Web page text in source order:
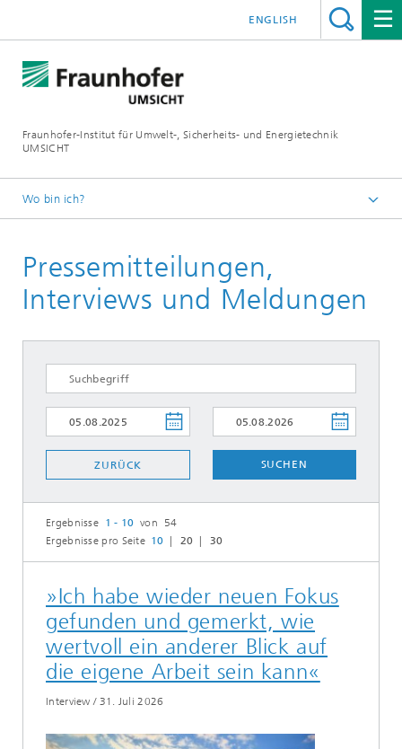
Fraunhofer-Institut für Umwelt-, Sicherheits- und Energietechnik
UMSICHT
ENGLISH
Wo bin ich?
Pressemitteilungen,
Interviews und Meldungen
ZURÜCK SUCHEN
Ergebnisse 1 - 10 von 54
Ergebnisse pro Seite 10 20 30
»Ich habe wieder neuen Fokus
gefunden und gemerkt, wie
wertvoll ein anderer Blick auf
die eigene Arbeit sein kann«
Interview / 31. Juli 2026